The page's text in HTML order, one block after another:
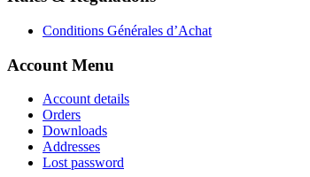
Conditions Générales d’Achat
Account Menu
Account details
Orders
Downloads
Addresses
Lost password